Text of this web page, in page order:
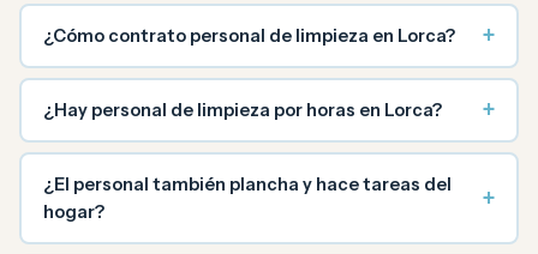
¿Cómo contrato personal de limpieza en Lorca? +
¿Hay personal de limpieza por horas en Lorca? +
¿El personal también plancha y hace tareas del
hogar?
+